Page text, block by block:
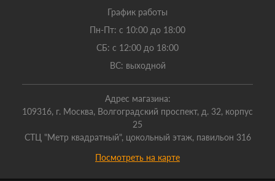
График работы
Пн-Пт: с 10:00 до 18:00
СБ: с 12:00 до 18:00
ВС: выходной
Адрес магазина:
109316, г. Москва, Волгоградский проспект, д. 32, корпус
25
СТЦ "Метр квадратный", цокольный этаж, павильон 316
Посмотреть на карте